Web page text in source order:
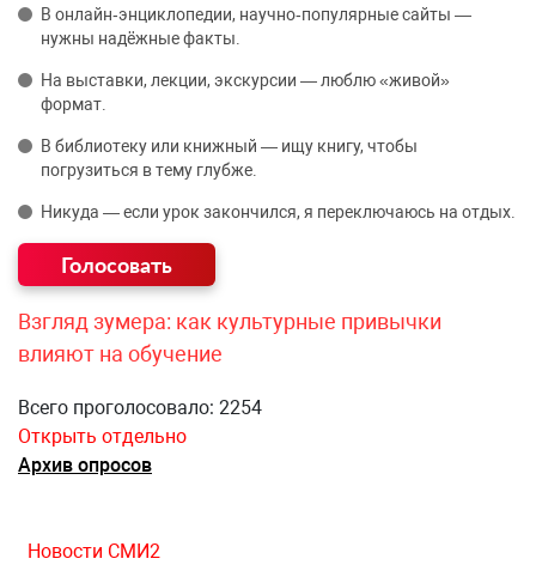
В онлайн‑энциклопедии, научно‑популярные сайты —
нужны надёжные факты.
На выставки, лекции, экскурсии — люблю «живой»
формат.
В библиотеку или книжный — ищу книгу, чтобы
погрузиться в тему глубже.
Никуда — если урок закончился, я переключаюсь на отдых.
Взгляд зумера: как культурные привычки
влияют на обучение
Всего проголосовало: 2254
Открыть отдельно
Архив опросов
Новости СМИ2